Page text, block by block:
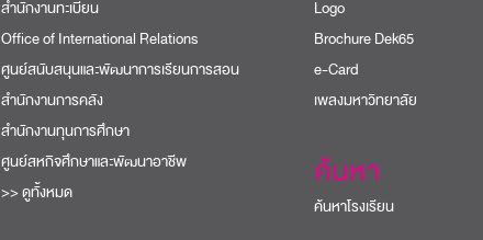
สำนักงานทะเบียน
Office of International Relations
ศูนย์สนับสนุนและพัฒนาการเรียนการสอน
สำนักงานการคลัง
สำนักงานทุนการศึกษา
ศูนย์สหกิจศึกษาและพัฒนาอาชีพ
>> ดูทั้งหมด
Logo
Brochure Dek65
e-Card
เพลงมหาวิทยาลัย
ค้นหา
ค้นหาโรงเรียน